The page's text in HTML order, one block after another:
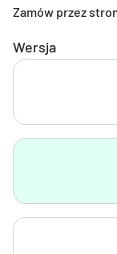
Zamów przez
Wersja